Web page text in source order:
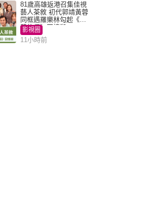
81歲高雄返港召集佳視
藝人茶敘 初代郭靖黃蓉
同框遇羅樂林勾起《神
鵰俠侶》回憶殺
影視圈
11小時前